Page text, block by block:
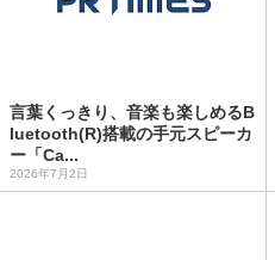
言葉くっきり、音楽も楽しめるB
luetooth(R)︎搭載の手元スピーカ
ー「Ca...
2026年7月2日